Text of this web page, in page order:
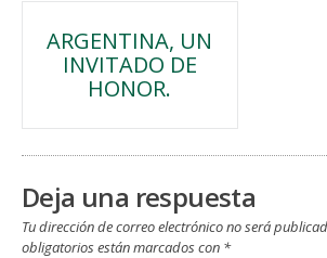
Navegación
entradas
ARGENTINA, UN
INVITADO DE
HONOR.
Deja una respuesta
Tu dirección de correo electrónico no será
obligatorios están marcados con *